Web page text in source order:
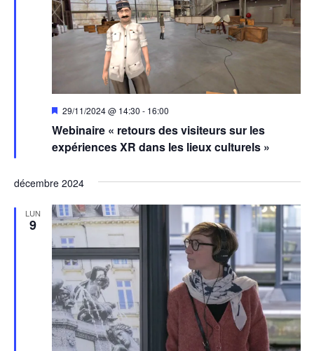
Webinaire « retours des visiteurs sur les
expériences XR dans les lieux culturels »
Mis
avant
29/11/2024 @ 14:30 - 16:00
décembre 2024
LUN
9